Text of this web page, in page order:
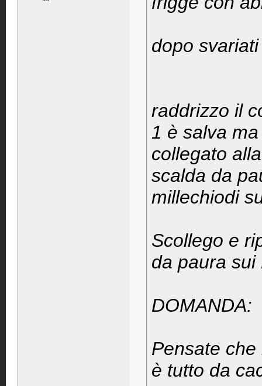
dopo
raddrizzo il
1 è salva
collegato
scalda da
millechiodi
Scollego e
da paura sui
DOMANDA:
Pensate
è tutto da